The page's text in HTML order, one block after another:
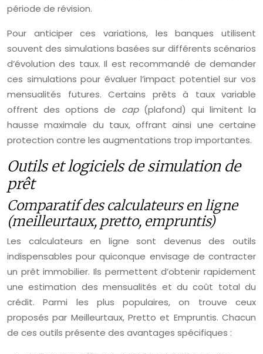
période de révision.
Pour anticiper ces variations, les banques utilisent
souvent des simulations basées sur différents scénarios
d’évolution des taux. Il est recommandé de demander
ces simulations pour évaluer l’impact potentiel sur vos
mensualités futures. Certains prêts à taux variable
offrent des options de cap (plafond) qui limitent la
hausse maximale du taux, offrant ainsi une certaine
protection contre les augmentations trop importantes.
Outils et logiciels de simulation de
prêt
Comparatif des calculateurs en ligne
(meilleurtaux, pretto, empruntis)
Les calculateurs en ligne sont devenus des outils
indispensables pour quiconque envisage de contracter
un prêt immobilier. Ils permettent d’obtenir rapidement
une estimation des mensualités et du coût total du
crédit. Parmi les plus populaires, on trouve ceux
proposés par Meilleurtaux, Pretto et Empruntis. Chacun
de ces outils présente des avantages spécifiques :